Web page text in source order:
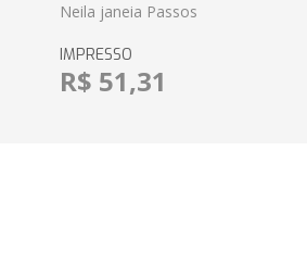
Neila janeia Passos
IMPRESSO
R$ 51,31